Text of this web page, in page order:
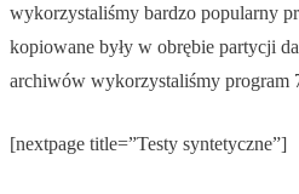
wykorzystaliśmy bardzo popularny
kopiowane były w obrębie partycji
archiwów wykorzystaliśmy program
[nextpage title=”Testy syntetyczne”]